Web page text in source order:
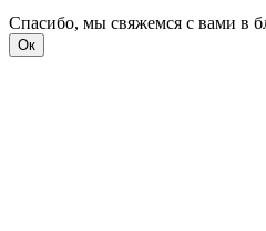
Спасибо, мы свяжемся с вами в
Ок